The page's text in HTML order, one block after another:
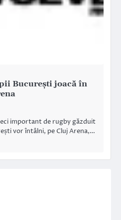
București joacă în
important de rugby găzduit
vor întâlni, pe Cluj Arena,…